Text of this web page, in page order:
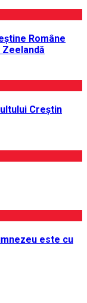
Române
Creștin
este cu